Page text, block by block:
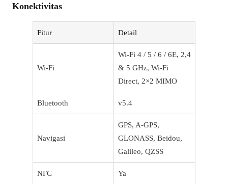
Konektivitas
Fitur Detail
Wi-Fi
Wi-Fi 4 / 5 / 6 / 6E, 2,4
& 5 GHz, Wi-Fi
Direct, 2×2 MIMO
Bluetooth v5.4
Navigasi
GPS, A-GPS,
GLONASS, Beidou,
Galileo, QZSS
NFC Ya